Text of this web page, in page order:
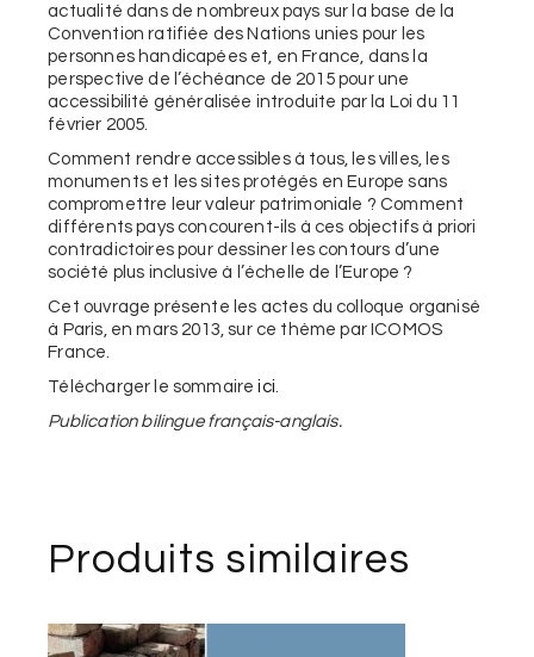
actualité dans de nombreux pays sur la base de la
Convention ratifiée des Nations unies pour les
personnes handicapées et, en France, dans la
perspective de l’échéance de 2015 pour une
accessibilité généralisée introduite par la Loi du 11
février 2005.
Comment rendre accessibles à tous, les villes, les
monuments et les sites protégés en Europe sans
compromettre leur valeur patrimoniale ? Comment
différents pays concourent-ils à ces objectifs à priori
contradictoires pour dessiner les contours d’une
société plus inclusive à l’échelle de l’Europe ?
Cet ouvrage présente les actes du colloque organisé
à Paris, en mars 2013, sur ce thème par ICOMOS
France.
Télécharger le sommaireici.
Publication bilingue français-anglais.
Produits similaires